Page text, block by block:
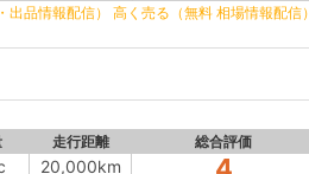
品情報配信） 高く売る（無料 相場情報配信）
走行距離 総合評価
20,000km 4